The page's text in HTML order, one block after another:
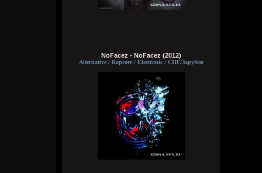
Wirtuozik
NoFacez - NoFacez (2012)
Alternative / Rapcore / Electronic / СНГ/Зарубеж